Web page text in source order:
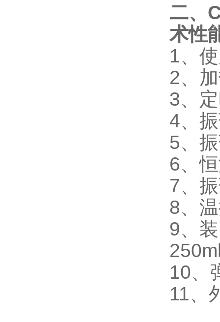
二、
术性
1、
2、
3、
4、
5、
6、
7、
8、
9、
10、
11、